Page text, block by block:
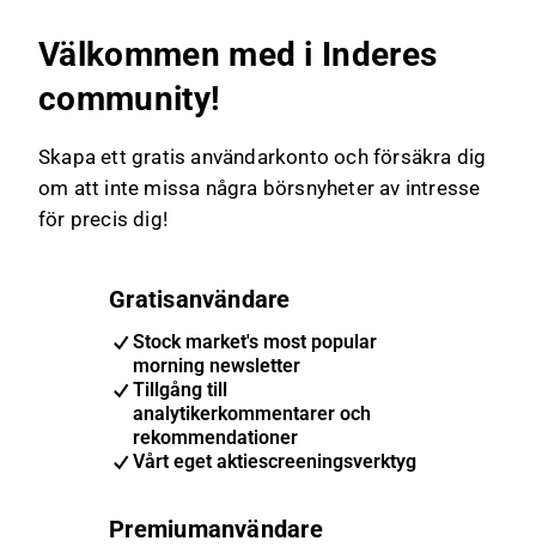
Välkommen med i Inderes
community!
Skapa ett gratis användarkonto och försäkra dig
om att inte missa några börsnyheter av intresse
för precis dig!
Gratisanvändare
Stock market's most popular
morning newsletter
Tillgång till
analytikerkommentarer och
rekommendationer
Vårt eget aktiescreeningsverktyg
Premiumanvändare